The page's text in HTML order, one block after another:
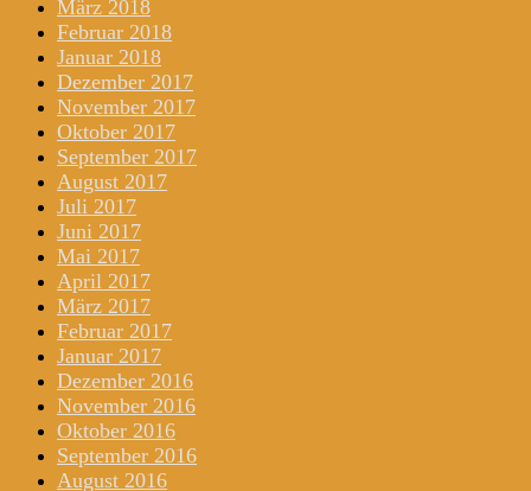
März 2018
Februar 2018
Januar 2018
Dezember 2017
November 2017
Oktober 2017
September 2017
August 2017
Juli 2017
Juni 2017
Mai 2017
April 2017
März 2017
Februar 2017
Januar 2017
Dezember 2016
November 2016
Oktober 2016
September 2016
August 2016